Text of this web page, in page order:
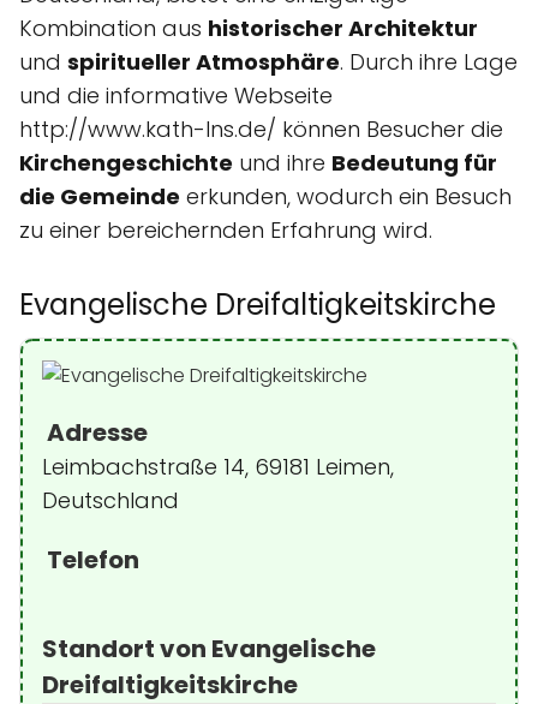
Kombination aus historischer Architektur
und spiritueller Atmosphäre. Durch ihre Lage
und die informative Webseite
http://www.kath-lns.de/ können Besucher die
Kirchengeschichte und ihre Bedeutung für
die Gemeinde erkunden, wodurch ein Besuch
zu einer bereichernden Erfahrung wird.
Evangelische Dreifaltigkeitskirche
Adresse
Leimbachstraße 14, 69181 Leimen,
Deutschland
Telefon
Standort von Evangelische
Dreifaltigkeitskirche